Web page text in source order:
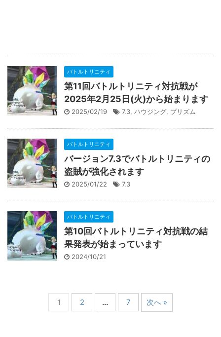
バトルトリニティ
第11回バトルトリニティ対抗戦が
2025年2月25日(火)から始まります
2025/02/19 7.3, ハウジング, プリズム
バトルトリニティ
バージョン7.3でバトルトリニティの
盗賊が強化されます
2025/01/22 7.3
バトルトリニティ
第10回バトルトリニティ対抗戦の結
果発表が始まっています
2024/10/21
1 2 … 7 次へ »